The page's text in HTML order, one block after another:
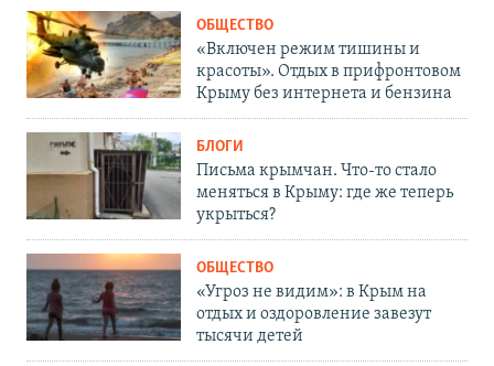
ОБЩЕСТВО
«Включен режим тишины и
красоты». Отдых в прифронтовом
Крыму без интернета и бензина
БЛОГИ
Письма крымчан. Что-то стало
меняться в Крыму: где же теперь
укрыться?
ОБЩЕСТВО
«Угроз не видим»: в Крым на
отдых и оздоровление завезут
тысячи детей